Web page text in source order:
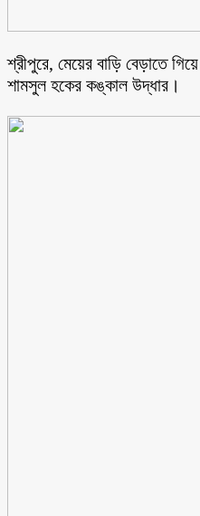
শ্রীপুরে, মেয়ের বাড়ি বেড়াতে
শামসুল হকের কঙ্কাল উদ্ধার।